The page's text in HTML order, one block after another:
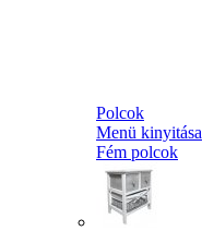
Polcok
Menü kinyitása
Fém polcok